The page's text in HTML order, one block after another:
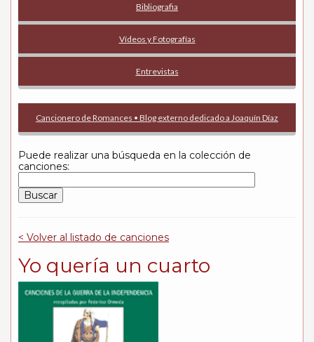
Bibliografia
Vídeos y Fotografías
Entrevistas
Cancionero de Romances • Blog externo dedicado a Joaquín Díaz
Puede realizar una búsqueda en la colección de
canciones:
< Volver al listado de canciones
Yo quería un cuarto